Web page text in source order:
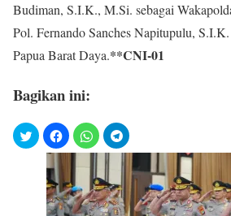
Budiman, S.I.K., M.Si. sebagai
Pol. Fernando Sanches Napitupulu,
Papua Barat Daya.**CNI-01
Bagikan ini: